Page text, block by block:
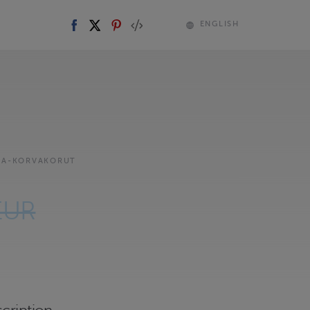
ENGLISH
KORVAKORUT